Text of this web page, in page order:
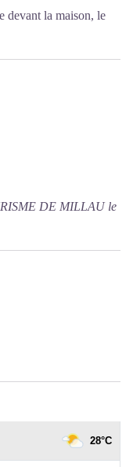
devant la maison, le
DE MILLAU le